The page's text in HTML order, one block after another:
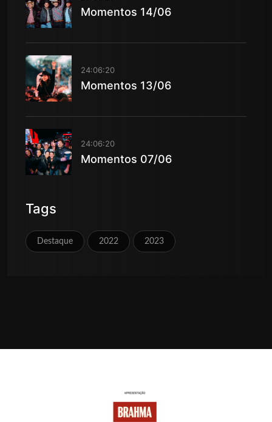
Momentos 14/06
24:06:20
Momentos 13/06
24:06:20
Momentos 07/06
Tags
Destaque 2022 2023